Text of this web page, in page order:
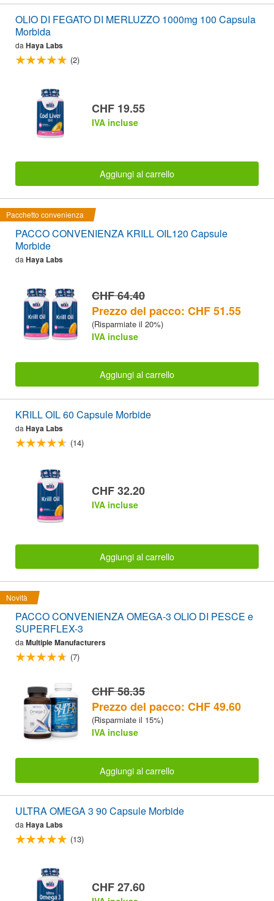
OLIO DI FEGATO DI MERLUZZO 1000mg 100 Capsula
Morbida
daHaya Labs
(2)
CHF 19.55
IVA incluse
Aggiungi al carrello
Pacchetto convenienza
PACCO CONVENIENZA KRILL OIL120 Capsule
Morbide
da Haya Labs
CHF 64.40
Prezzo del pacco: CHF 51.55
(Risparmiate il 20%)
IVA incluse
Aggiungi al carrello
KRILL OIL 60 Capsule Morbide
da Haya Labs
(14)
CHF 32.20
IVA incluse
Aggiungi al carrello
Novità
PACCO CONVENIENZA OMEGA-3 OLIO DI PESCE e
SUPERFLEX-3
da Multiple Manufacturers
(7)
CHF 58.35
Prezzo del pacco: CHF 49.60
(Risparmiate il 15%)
IVA incluse
Aggiungi al carrello
ULTRA OMEGA 3 90 Capsule Morbide
da Haya Labs
(13)
CHF 27.60